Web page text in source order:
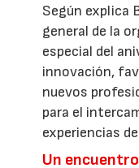
Según explica
general de la
especial del
innovación,
nuevos
para el
experiencias
Un